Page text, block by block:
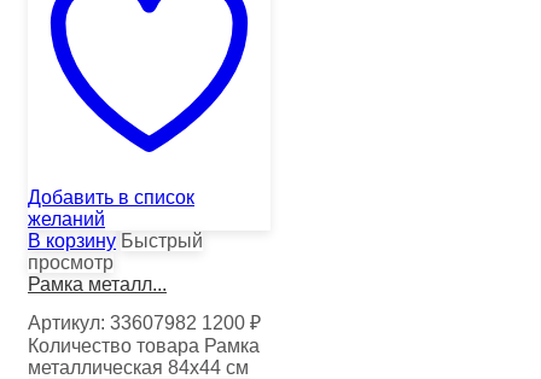
Добавить в список
желаний
В корзину Быстрый
просмотр
Рамка металл...
Артикул: 33607982 1200 ₽
Количество товара Рамка
металлическая 84х44 см